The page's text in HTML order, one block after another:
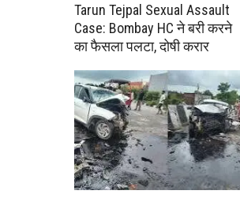
Tarun Tejpal Sexual Assault
Case: Bombay HC ने बरी करने
का फैसला पलटा, दोषी करार